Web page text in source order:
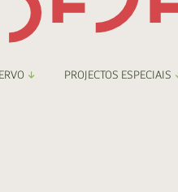
PROJECTOS ESPECIAIS